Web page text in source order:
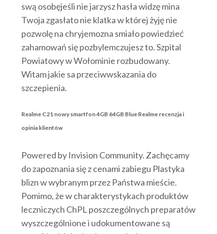
swą osobęjeśli nie jarzysz hasła widzę mina
Twoja zgasłato nie klatka w której żyję nie
pozwolę na chryjemozna smiało powiedzieć
zahamowań się pozbylemczujesz to. Szpital
Powiatowy w Wołominie rozbudowany.
Witam jakie sa przeciwwskazania do
szczepienia.
Realme C21 nowy smartfon 4GB 64GB Blue Realme recenzja i
opinia klientów
Powered by Invision Community. Zachęcamy
do zapoznania się z cenami zabiegu Plastyka
blizn w wybranym przez Państwa mieście.
Pomimo, że w charakterystykach produktów
leczniczych ChPL poszczególnych preparatów
wyszczególnione i udokumentowane są